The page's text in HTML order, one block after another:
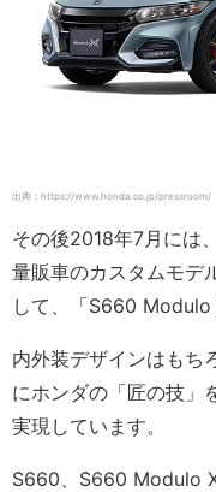
出典：https://www.honda.co.jp/pressroom/
その後2018年7月には
量販車のカスタムモデ
して、「S660 Modulo
内外装デザインはもち
にホンダの「匠の技」
実現しています。
S660、S660 Modulo